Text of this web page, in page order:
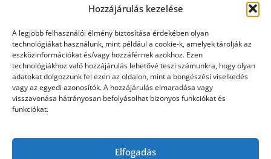
Hozzájárulás kezelése
A legjobb felhasználói élmény biztosítása érdekében olyan
technológiákat használunk, mint például a cookie-k, amelyek tárolják az
eszközinformációkat és/vagy hozzáférnek azokhoz. Ezen
technológiákhoz való hozzájárulás lehetővé teszi számunkra, hogy olyan
adatokat dolgozzunk fel ezen az oldalon, mint a böngészési viselkedés
vagy az egyedi azonosítók. A hozzájárulás elmaradása vagy
visszavonása hátrányosan befolyásolhat bizonyos funkciókat és
funkciókat.
Elfogadás
Szolgáltatás
Vásárlás
Webáruházak